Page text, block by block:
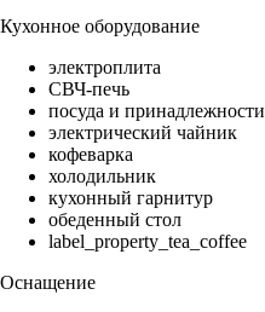
Кухонное оборудование
электроплита
СВЧ-печь
посуда и принадлежности
электрический чайник
кофеварка
холодильник
кухонный гарнитур
обеденный стол
label_property_tea_coffee
Оснащение